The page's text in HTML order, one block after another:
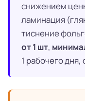
снижением
ламинация
тиснение
от 1 шт,
1 рабочего